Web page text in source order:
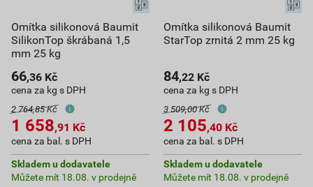
Omítka silikonová Baumit
SilikonTop škrábaná 1,5
mm 25 kg
66,36 Kč
cena za kg s DPH
2 764,85 Kč
1 658,91 Kč
cena za bal. s DPH
Skladem u dodavatele
Můžete mít 18.08. v prodejně
Omítka silikonová Baumit
StarTop zrnitá 2 mm 25 kg
84,22 Kč
cena za kg s DPH
3 509,00 Kč
2 105,40 Kč
cena za bal. s DPH
Skladem u dodavatele
Můžete mít 18.08. v prodejně